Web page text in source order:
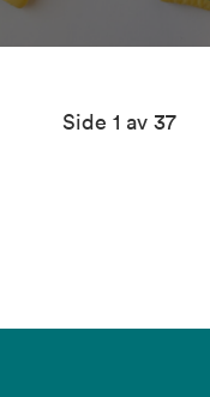
Side 1 av 37